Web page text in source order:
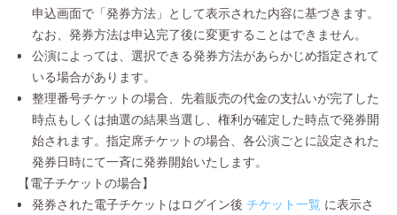
申込画面で「発券方法」として表示された内容に基づきます。
なお、発券方法は申込完了後に変更することはできません。
公演によっては、選択できる発券方法があらかじめ指定されて
いる場合があります。
整理番号チケットの場合、先着販売の代金の支払いが完了した
時点もしくは抽選の結果当選し、権利が確定した時点で発券開
始されます。指定席チケットの場合、各公演ごとに設定された
発券日時にて一斉に発券開始いたします。
【電子チケットの場合】
発券された電子チケットはログイン後 チケット一覧 に表示さ